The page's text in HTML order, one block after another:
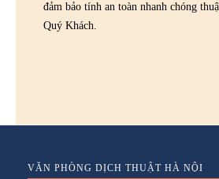
đảm bảo tính an toàn nhanh chóng
Quý Khách.
VĂN PHÒNG DỊCH THUẬT HÀ NỘI